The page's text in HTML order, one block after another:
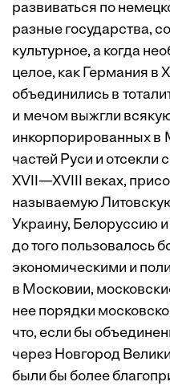
развиваться по
разные государства,
культурное, а когда
целое, как Германия в
объединились в
и мечом выжгли
инкорпорированных в
частей Руси и отсекли
XVII—XVIII веках,
называемую
Украину, Белоруссию
до того пользовалось
экономическими и
в Московии,
нее порядки
что, если бы
через Новгород
были бы более